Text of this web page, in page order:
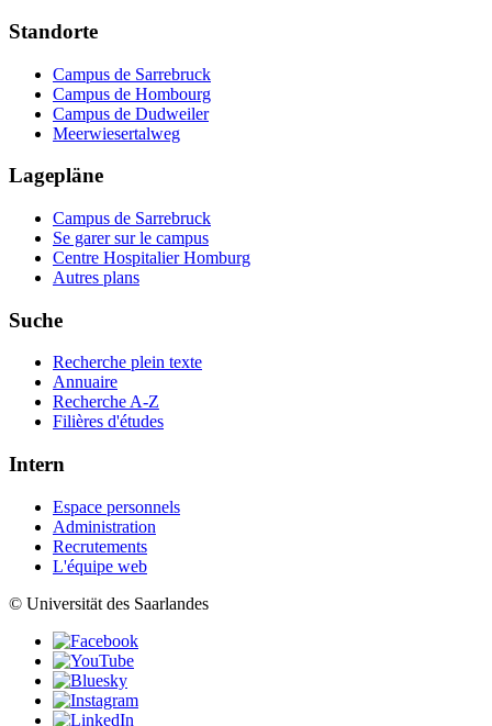
Standorte
Campus de Sarrebruck
Campus de Hombourg
Campus de Dudweiler
Meerwiesertalweg
Lagepläne
Campus de Sarrebruck
Se garer sur le campus
Centre Hospitalier Homburg
Autres plans
Suche
Recherche plein texte
Annuaire
Recherche A-Z
Filières d'études
Intern
Espace personnels
Administration
Recrutements
L'équipe web
© Universität des Saarlandes